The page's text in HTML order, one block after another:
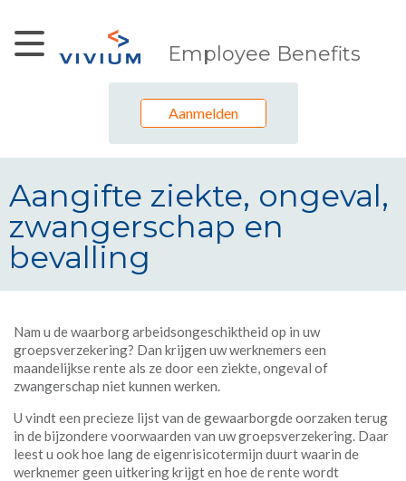
Employee Benefits
Aanmelden
Aangifte ziekte, ongeval,
zwangerschap en
bevalling
Aangifte ziekte, ongeval,
Nam u de waarborg arbeidsongeschiktheid op in uw
groepsverzekering? Dan krijgen uw werknemers een
maandelijkse rente als ze door een ziekte, ongeval of
zwangerschap niet kunnen werken.
U vindt een precieze lijst van de gewaarborgde oorzaken terug
in de bijzondere voorwaarden van uw groepsverzekering. Daar
leest u ook hoe lang de eigenrisicotermijn duurt waarin de
werknemer geen uitkering krijgt en hoe de rente wordt